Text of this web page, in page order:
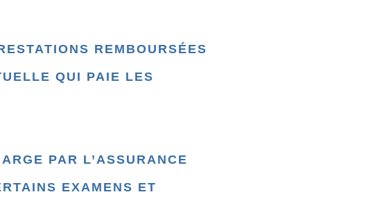
REMBOURSÉES
QUI PAIE LES
PAR L’ASSURANCE
EXAMENS ET